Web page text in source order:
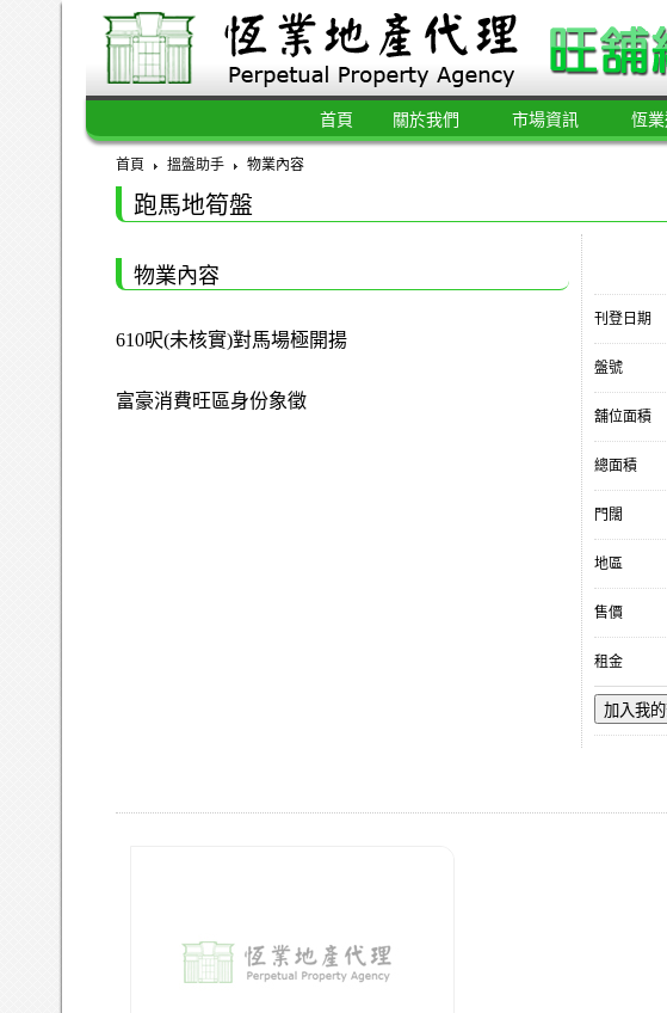
首頁 關於我們 市場資訊 恆
首頁 搵盤助手 物業內容
跑馬地筍盤
物業內容
610呎(未核實)對馬場極開揚
富豪消費旺區身份象徵
刊登日期
盤號
舖位面積
總面積
門闊
地區
售價
租金
加入我